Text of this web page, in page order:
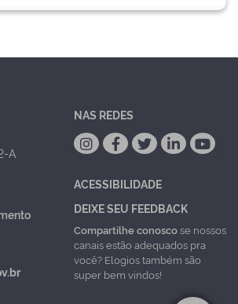
A
NAS REDES
ACESSIBILIDADE
DEIXE SEU FEEDBACK
Compartilhe conoscose nossos
canais estão adequados pra
você? Elogios também são
super bem vindos!